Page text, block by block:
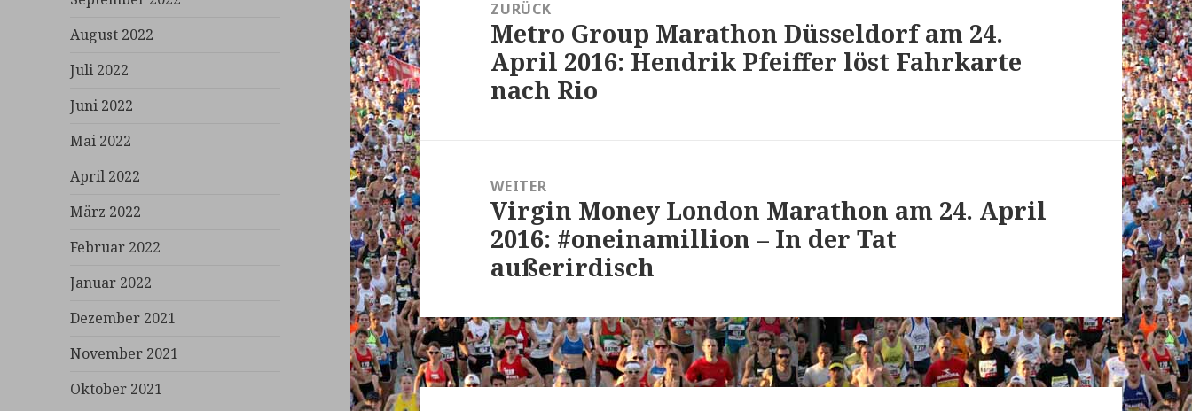
August 2022
Juli 2022
Juni 2022
Mai 2022
April 2022
März 2022
Februar 2022
Januar 2022
Dezember 2021
November 2021
Oktober 2021
ZURÜCK
Vorheriger
Beitrag:
Metro Group Marathon Düsseldorf am 24.
April 2016: Hendrik Pfeiffer löst Fahrkarte
nach Rio
WEITER
Nächster
Beitrag:
Virgin Money London Marathon am 24. April
2016: #oneinamillion – In der Tat
außerirdisch